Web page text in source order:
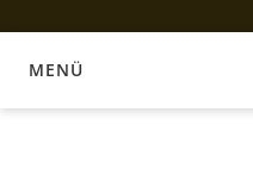
MENÜ
HERUNTERLADEN